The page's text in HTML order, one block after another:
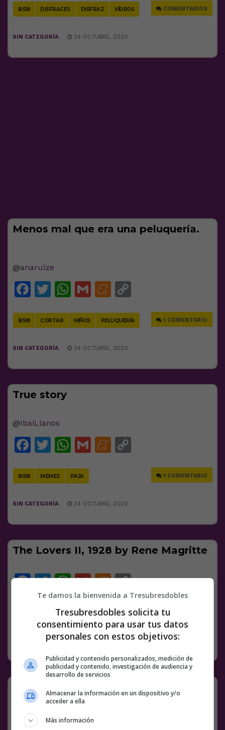
BS18 DISFRACES DISFRAZ VÍDEOS COMENTARIOS
SIN CATEGORÍA 24 OCTUBRE, 2020
Menos mal que era una peluquería.
@anaruize
Facebook
Twitter
WhatsApp
GmailMeneame
BS18 CORTAR NIÑOS PELUQUERÍA 1 COMENTARIO
SIN CATEGORÍA 24 OCTUBRE, 2020
True story
@IbaiLlanos
Facebook
Twitter
WhatsApp
GmailMeneame
BS18 MEMES PAJA 1 COMENTARIO
SIN CATEGORÍA 24 OCTUBRE, 2020
The Lovers II, 1928 by Rene Magritte
Facebook
Twitter
WhatsApp
Gmail
Meneame
Copy
Link
RENE MAGRITTE 2 COMENTARIOS
SIN CATEGORÍA 24 OCTUBRE, 2020
Dos noticias que se leen mejor juntas
xdxd
Te damos la bienvenida a Tresubresdobles
Tresubresdobles solicita tu
consentimiento para usar tus datos
personales con estos objetivos:
Publicidad y contenido personalizados, medición de
publicidad y contenido, investigación de audiencia y
desarrollo de servicios
Almacenar la información en un dispositivo y/o
acceder a ella
Más información